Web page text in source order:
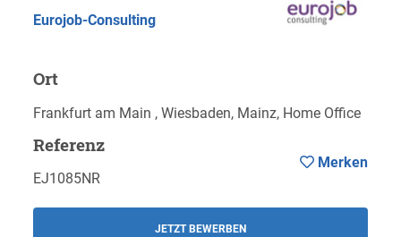
Eurojob-Consulting
Ort
Frankfurt am Main , Wiesbaden, Mainz, Home Office
Referenz
EJ1085NR
JETZT BEWERBEN
Merken